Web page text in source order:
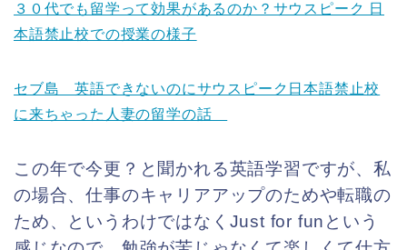
３０代でも留学って効果があるのか？サウスピーク 日
本語禁止校での授業の様子
セブ島 英語できないのにサウスピーク日本語禁止校
に来ちゃった人妻の留学の話
この年で今更？と聞かれる英語学習ですが、私
の場合、仕事のキャリアアップのためや転職の
ため、というわけではなくJust for funという